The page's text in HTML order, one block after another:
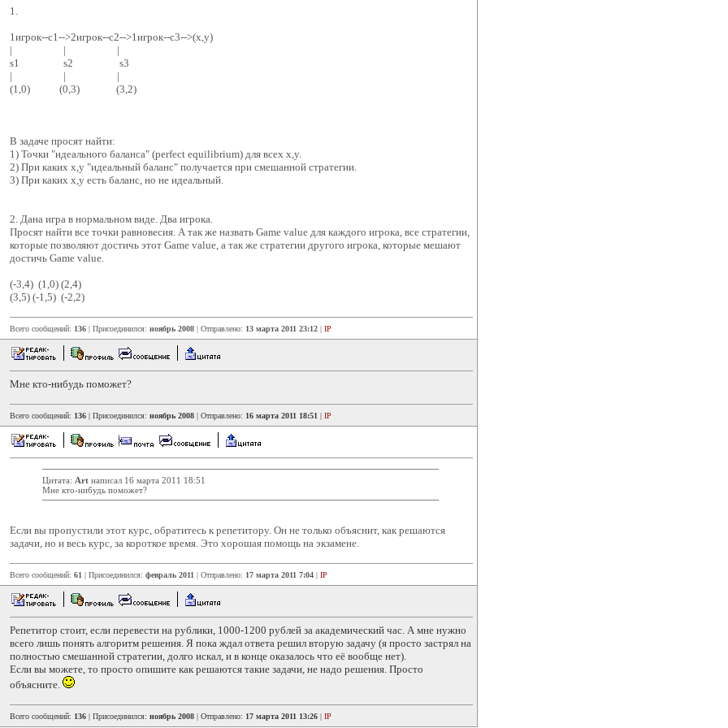
1.
1игрок--c1-->2игрок--c2-->1игрок--c3-->(x,y)
| | |
s1 s2 s3
| | |
(1,0) (0,3) (3,2)
В задаче просят найти:
1) Точки "идеального баланса" (perfect equilibrium) для всех x,y.
2) При каких x,y "идеальный баланс" получается при смешанной стратегии.
3) При каких x,y есть баланс, но не идеальный.
2. Дана игра в нормальном виде. Два игрока.
Просят найти все точки равновесия. А так же назвать Game value для каждого игрока, все стратегии,
которые позволяют достичь этот Game value, а так же стратегии другого игрока, которые мешают
достичь Game value.
(-3,4) (1,0) (2,4)
(3,5) (-1,5) (-2,2)
Всего сообщений: 136 | Присоединился: ноябрь 2008 | Отправлено: 13 марта 2011 23:12 | IP
Мне кто-нибудь поможет?
Всего сообщений: 136 | Присоединился: ноябрь 2008 | Отправлено: 16 марта 2011 18:51 | IP
Цитата: Art написал 16 марта 2011 18:51
Мне кто-нибудь поможет?
Если вы пропустили этот курс, обратитесь к репетитору. Он не только объяснит, как решаются
задачи, но и весь курс, за короткое время. Это хорошая помощь на экзамене.
Всего сообщений: 61 | Присоединился: февраль 2011 | Отправлено: 17 марта 2011 7:04 | IP
Репетитор стоит, если перевести на рублики, 1000-1200 рублей за академический час. А мне нужно
всего лишь понять алгоритм решения. Я пока ждал ответа решил вторую задачу (я просто застрял на
полностью смешанной стратегии, долго искал, и в конце оказалось что её вообще нет).
Если вы можете, то просто опишите как решаются такие задачи, не надо решения. Просто
объясните.
Всего сообщений: 136 | Присоединился: ноябрь 2008 | Отправлено: 17 марта 2011 13:26 | IP